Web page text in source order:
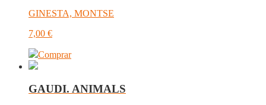
GINESTA, MONTSE
7,00 €
Comprar
GAUDI. ANIMALS